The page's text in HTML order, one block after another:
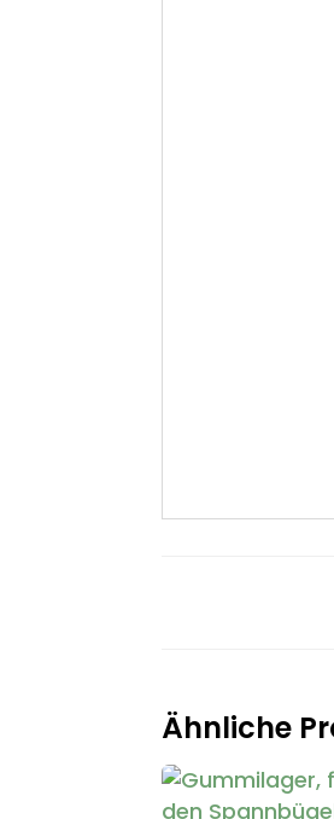
Ähnliche